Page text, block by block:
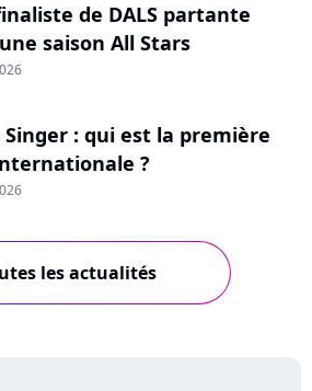
de DALS partante
saison All Stars
Singer : qui est la première
?
les actualités